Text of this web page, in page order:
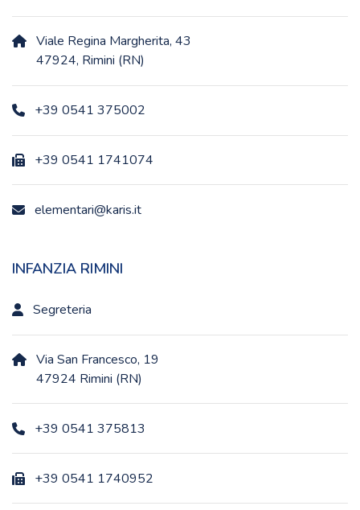
Viale Regina Margherita, 43
47924, Rimini (RN)
+39 0541 375002
+39 0541 1741074
elementari@karis.it
INFANZIA RIMINI
Segreteria
Via San Francesco, 19
47924 Rimini (RN)
+39 0541 375813
+39 0541 1740952